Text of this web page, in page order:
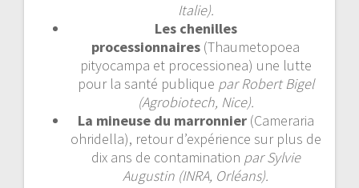
Italie).
Les chenilles
processionnaires (Thaumetopoea
pityocampa et processionea) une lutte
pour la santé publique par Robert Bigel
(Agrobiotech, Nice).
La mineuse du marronnier(Cameraria
ohridella), retour d’expérience sur plus de
dix ans de contamination par Sylvie
Augustin (INRA, Orléans).